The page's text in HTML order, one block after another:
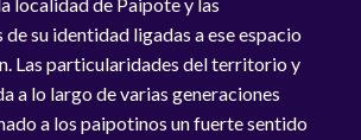
localidad de Paipote y las
su identidad ligadas a ese espacio
Las particularidades del territorio y
a lo largo de varias generaciones
a los paipotinos un fuerte sentido